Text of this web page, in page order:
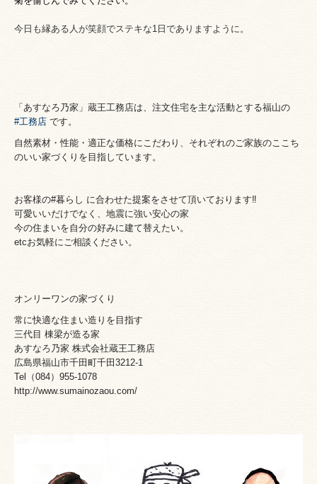
今日も縁ある人が笑顔でステキな1日でありますように。
「あすなろ乃家」蔵王工務店は、 注文住宅を主な活動とする福山の
#工務店 です。
自然素材・性能・適正な価格にこだわり、それぞれのご家族のここち
のいい家づくりを目指しています。
お客様の#暮らし に合わせた提案をさせて頂いております‼️
可愛いいだけでなく、地震に強い安心の家
今の住まいを自分の好みに建て替えたい。
etcお気軽にご相談ください。
オンリーワンの家づくり
常に快適な住まい造りを目指す
三代目 棟梁が造る家
あすなろ乃家 株式会社蔵王工務店
広島県福山市千田町千田3212-1
Tel（084）955-1078
http://www.sumainozaou.com/